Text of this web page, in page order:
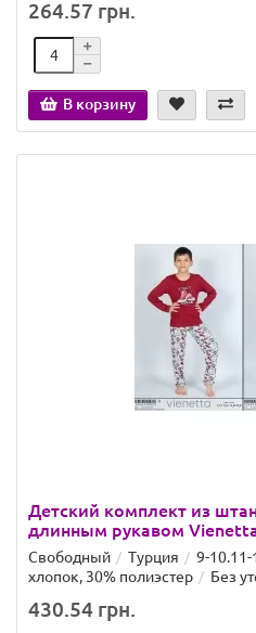
264.57 грн.
В корзину
Детский комплект из
длинным рукавом Vienetta
Свободный Турция 9-10.11-
хлопок, 30% полиэстер
Без
430.54 грн.